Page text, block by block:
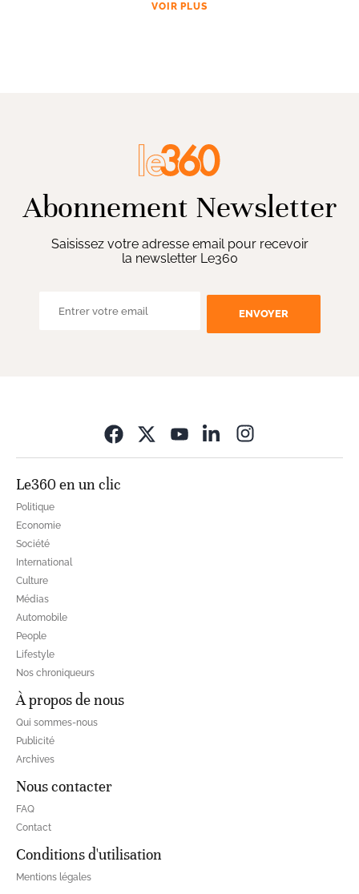
VOIR PLUS
Abonnement Newsletter
Saisissez votre adresse email pour recevoir
la newsletter Le360
ENVOYER
Le360 en un clic
Politique
Economie
Société
International
Culture
Médias
Automobile
People
Lifestyle
Nos chroniqueurs
À propos de nous
Qui sommes-nous
Publicité
Archives
Nous contacter
FAQ
Contact
Conditions d'utilisation
Mentions légales